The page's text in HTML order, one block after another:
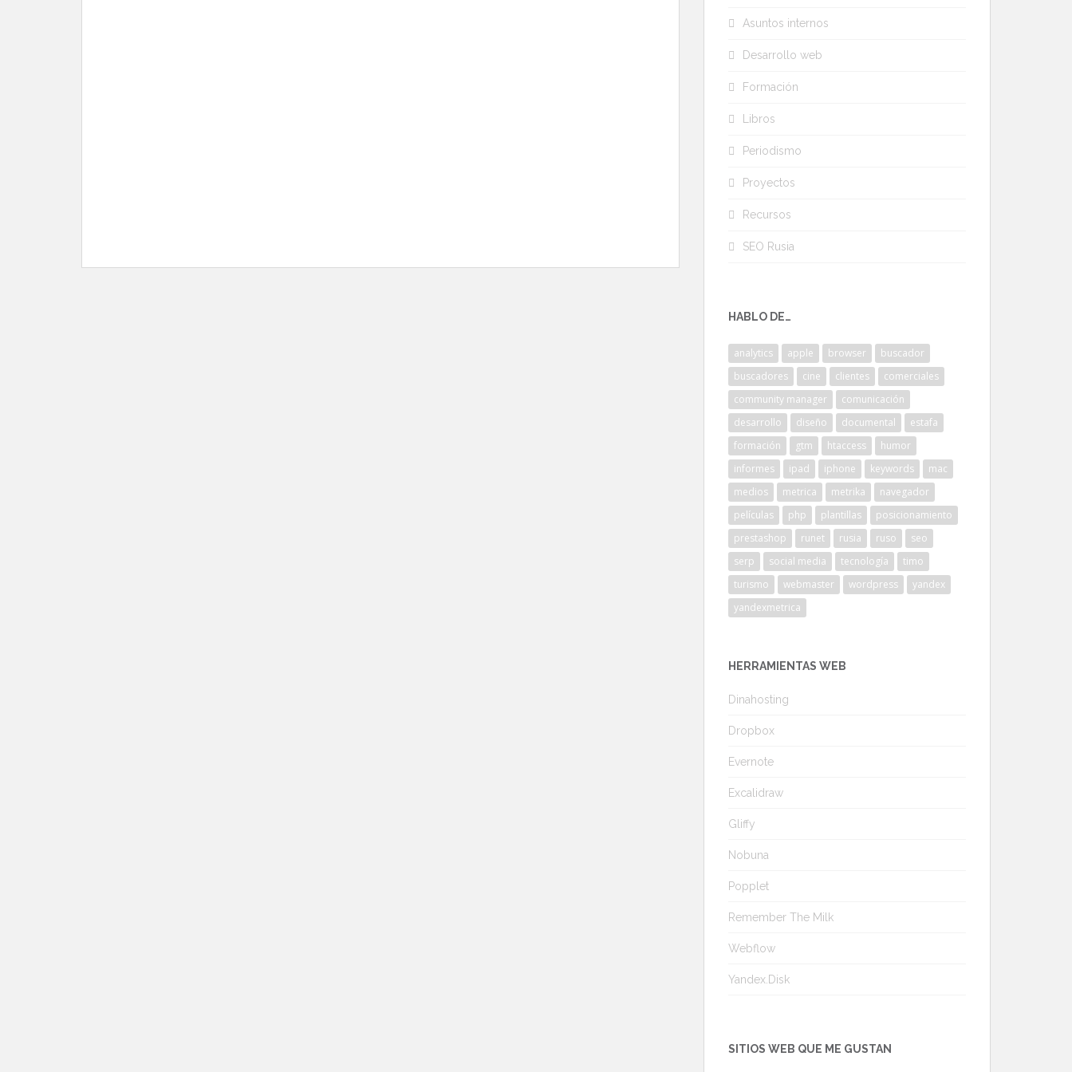
Asuntos internos
Desarrollo web
Formación
Libros
Periodismo
Proyectos
Recursos
SEO Rusia
HABLO DE…
analytics apple browser
buscador
buscadores
cine clientes
comerciales
community manager
comunicación
desarrollo
diseño documental
estafa
formación
gtm htaccess
humor
informes
ipad iphone keywords
mac
medios
metrica metrika
navegador
películas
php plantillas
posicionamiento
prestashop
runet rusia ruso
seo
serp
social media tecnología
timo
turismo
webmaster wordpress
yandex
yandexmetrica
HERRAMIENTAS WEB
Dinahosting
Dropbox
Evernote
Excalidraw
Gliffy
Nobuna
Popplet
Remember The Milk
Webflow
Yandex.Disk
SITIOS WEB QUE ME GUSTAN